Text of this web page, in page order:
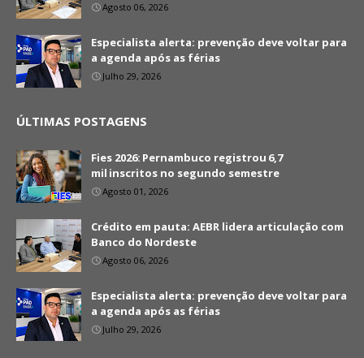
Agosto 06, 2026
Especialista alerta: prevenção deve voltar para
a agenda após as férias
Julho 29, 2026
ÚLTIMAS POSTAGENS
Fies 2026: Pernambuco registrou 6,7
mil inscritos no segundo semestre
Agosto 01, 2026
Crédito em pauta: AEBR lidera articulação com
Banco do Nordeste
Agosto 06, 2026
Especialista alerta: prevenção deve voltar para
a agenda após as férias
Julho 29, 2026